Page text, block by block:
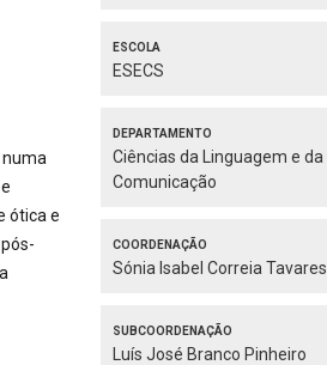
ótica e
Escola
ESECS
Departamento
Ciências da Linguagem e da
Comunicação
Coordenação
Sónia Isabel Correia Tavares
Subcoordenação
Luís José Branco Pinheiro